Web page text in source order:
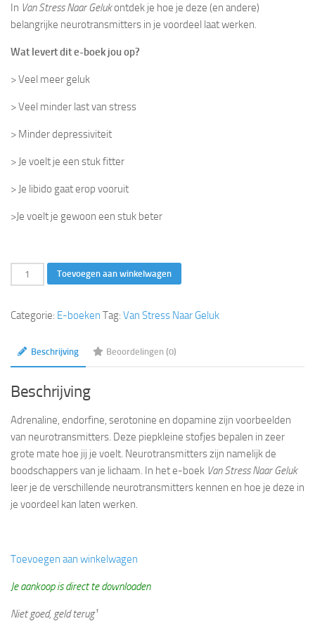
In Van Stress Naar Gelukontdek je hoe je deze (en andere)
belangrijke neurotransmitters in je voordeel laat werken.
Wat levert dit e-boek jou op?
> Veel meer geluk
> Veel minder last van stress
> Minder depressiviteit
> Je voelt je een stuk fitter
> Je libido gaat erop vooruit
>Je voelt je gewoon een stuk beter
stress
geluk
Toevoegen aan winkelwagen
Categorie: E-boeken Tag: Van Stress Naar Geluk
Beschrijving Beoordelingen (0)
Beschrijving
Adrenaline, endorfine, serotonine en dopamine zijn voorbeelden
van neurotransmitters. Deze piepkleine stofjes bepalen in zeer
grote mate hoe jij je voelt. Neurotransmitters zijn namelijk de
boodschappers van je lichaam. In het e-boek Van Stress Naar Geluk
leer je de verschillende neurotransmitters kennen en hoe je deze in
je voordeel kan laten werken.
Toevoegen aan winkelwagen
Je aankoop is direct te downloaden
Niet goed, geld terug¹